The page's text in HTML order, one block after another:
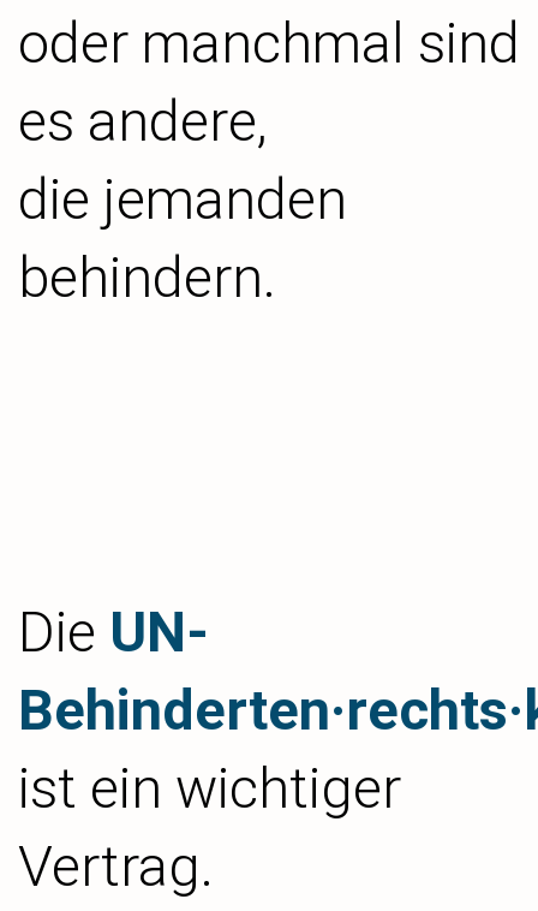
oder manchmal sind
es andere,
die jemanden
behindern.
Die UN-
ist ein wichtiger
Vertrag.